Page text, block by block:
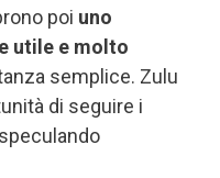
poi uno
utile e molto
semplice. Zulu
di seguire i